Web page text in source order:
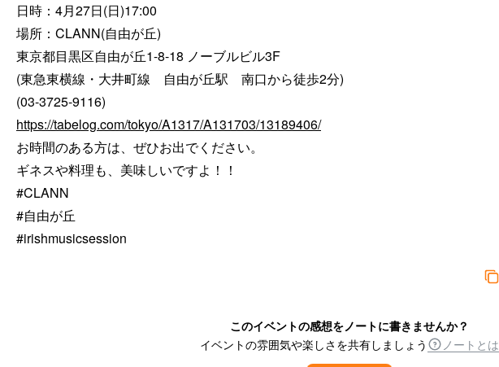
日時：4月27日(日)17:00
場所：CLANN(自由が丘)
東京都目黒区自由が丘1-8-18 ノーブルビル3F
(東急東横線・大井町線　自由が丘駅　南口から徒歩2分)
https://tabelog.com/tokyo/A1317/A131703/13189406/
お時間のある方は、ぜひお出でください。
ギネスや料理も、美味しいですよ！！
#CLANN
#自由が丘
#irishmusicsession
このイベントの感想をノートに書きませんか？
イベントの雰囲気や楽しさを共有しましょう
ノートとは